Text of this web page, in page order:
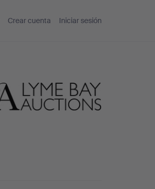
Crear cuenta Iniciar sesión